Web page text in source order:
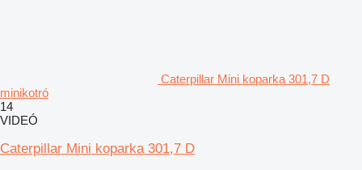
Caterpillar Mini koparka 301,7 D
minikotró
14
VIDEÓ
Caterpillar Mini koparka 301,7 D